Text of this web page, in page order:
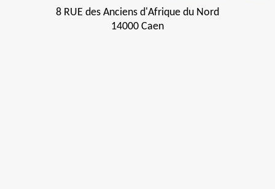
8 RUE des Anciens d'Afrique du Nord
14000 Caen